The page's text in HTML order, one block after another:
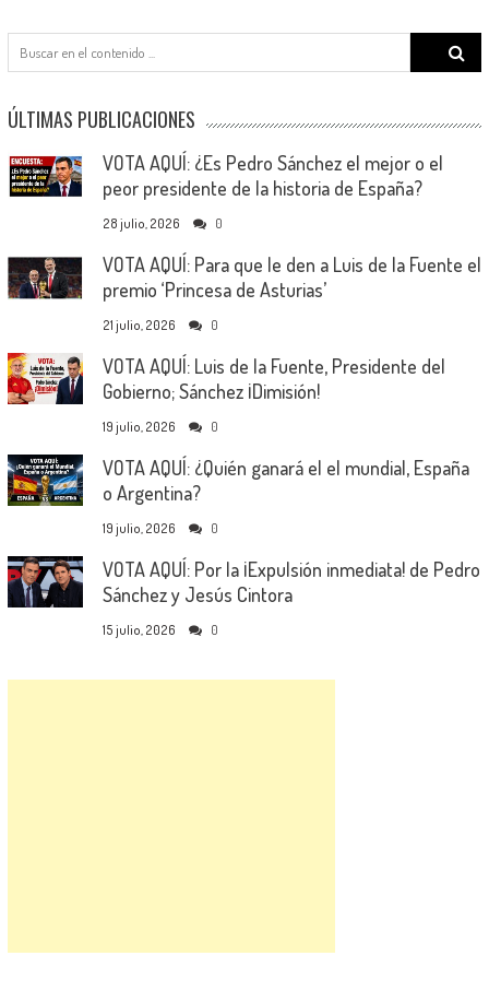
Search
for:
ÚLTIMAS PUBLICACIONES
VOTA AQUÍ: ¿Es Pedro Sánchez el mejor o el
peor presidente de la historia de España?
28 julio, 2026 0
VOTA AQUÍ: Para que le den a Luis de la Fuente el
premio ‘Princesa de Asturias’
21 julio, 2026 0
VOTA AQUÍ: Luis de la Fuente, Presidente del
Gobierno; Sánchez ¡Dimisión!
19 julio, 2026 0
VOTA AQUÍ: ¿Quién ganará el el mundial, España
o Argentina?
19 julio, 2026 0
VOTA AQUÍ: Por la ¡Expulsión inmediata! de Pedro
Sánchez y Jesús Cintora
15 julio, 2026 0